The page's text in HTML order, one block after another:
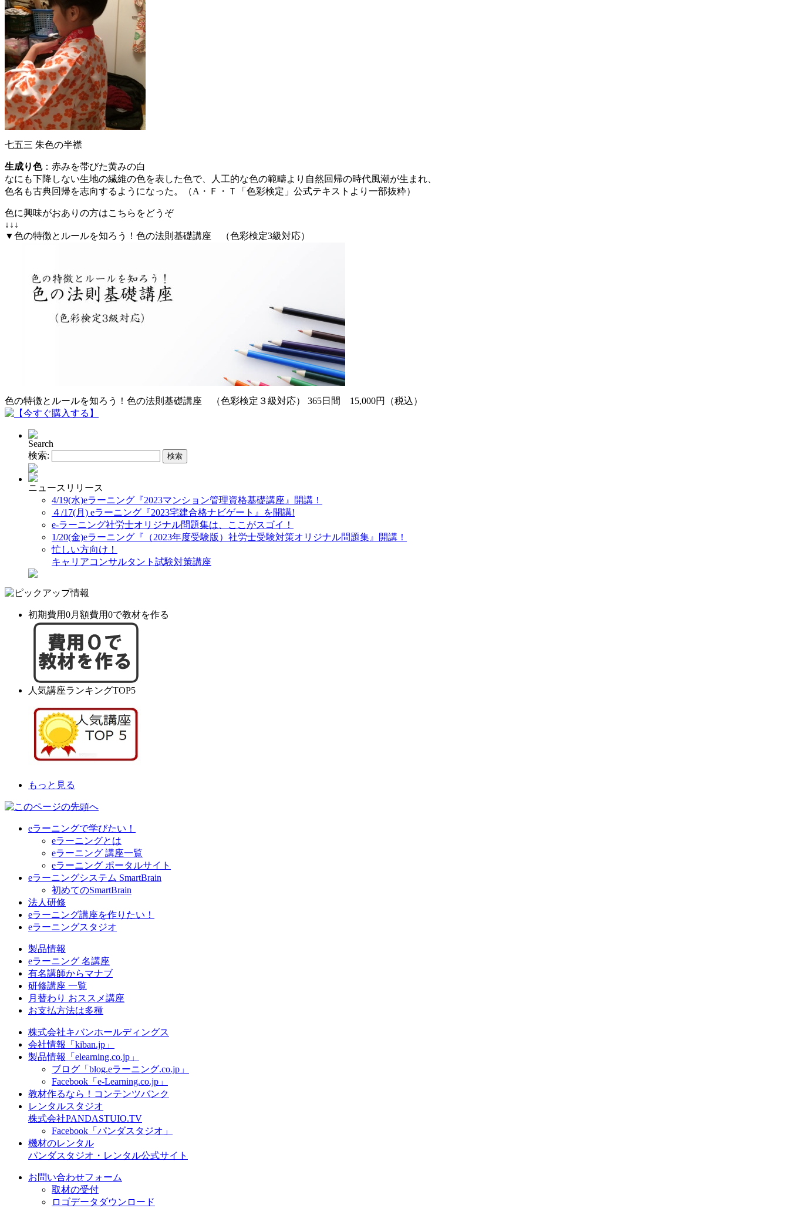
七五三 朱色の半襟
生成り色：赤みを帯びた黄みの白
なにも下降しない生地の繊維の色を表した色で、人工的な色の範疇より自然回帰の時代風潮が生まれ、
色名も古典回帰を志向するようになった。（A・Ｆ・Ｔ「色彩検定」公式テキストより一部抜粋）
色に興味がおありの方はこちらをどうぞ
↓↓↓
▼色の特徴とルールを知ろう！色の法則基礎講座 （色彩検定3級対応）
色の特徴とルールを知ろう！色の法則基礎講座 （色彩検定３級対応） 365日間 15,000円（税込）
Search
検索:
ニュースリリース
4/19(水)eラーニング『2023マンション管理資格基礎講座』開講！
４/17(月) eラーニング『2023宅建合格ナビゲート』を開講!
e-ラーニング社労士オリジナル問題集は、ここがスゴイ！
1/20(金)eラーニング『（2023年度受験版）社労士受験対策オリジナル問題集』開講！
忙しい方向け！
キャリアコンサルタント試験対策講座
初期費用0月額費用0で教材を作る
人気講座ランキングTOP5
もっと見る
eラーニングで学びたい！
eラーニングとは
eラーニング 講座一覧
eラーニング ポータルサイト
eラーニングシステム SmartBrain
初めてのSmartBrain
法人研修
eラーニング講座を作りたい！
eラーニングスタジオ
製品情報
eラーニング 名講座
有名講師からマナブ
研修講座 一覧
月替わり おススメ講座
お支払方法は多種
株式会社キバンホールディングス
会社情報「kiban.jp」
製品情報「elearning.co.jp」
ブログ「blog.eラーニング.co.jp」
Facebook「e-Learning.co.jp」
教材作るなら！コンテンツバンク
レンタルスタジオ
株式会社PANDASTUIO.TV
Facebook「パンダスタジオ」
機材のレンタル
パンダスタジオ・レンタル公式サイト
お問い合わせフォーム
取材の受付
ロゴデータダウンロード